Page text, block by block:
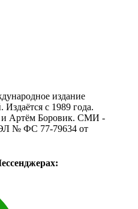
издание
с 1989 года.
Артём Боровик. CМИ -
ЭЛ № ФС 77-79634 от